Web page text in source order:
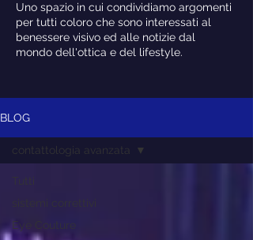
Uno spazio in cui condividiamo argomenti
per tutti coloro che sono interessati al
benessere visivo ed alle notizie dal
mondo dell'ottica e del lifestyle.
BLOG
Tutti
sistemi correttivi
Eye Couture
contattologia avanzata